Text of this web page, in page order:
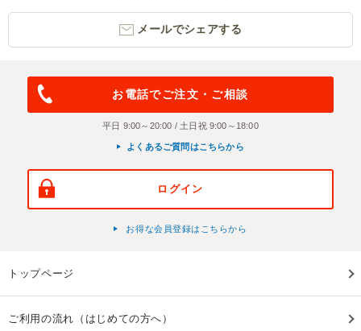
メールでシェアする
お電話でご注文・ご相談
平日 9:00～20:00 / 土日祝 9:00～18:00
よくあるご質問はこちらから
ログイン
お得な会員登録はこちらから
トップページ
ご利用の流れ（はじめての方へ）